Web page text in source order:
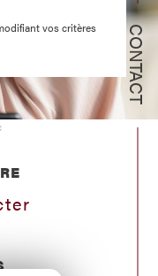
CONTACT
vos critères